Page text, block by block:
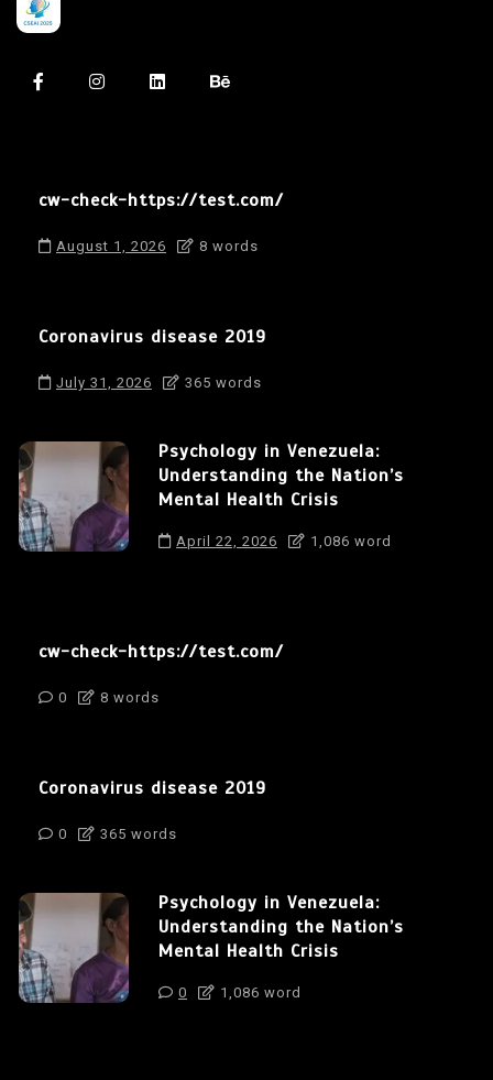
cw-check-https://test.com/
August 1, 2026 8 words
Coronavirus disease 2019
July 31, 2026 365 words
Psychology in Venezuela:
Understanding the Nation’s
Mental Health Crisis
April 22, 2026 1,086 word
cw-check-https://test.com/
0 8 words
Coronavirus disease 2019
0 365 words
Psychology in Venezuela:
Understanding the Nation’s
Mental Health Crisis
0 1,086 word